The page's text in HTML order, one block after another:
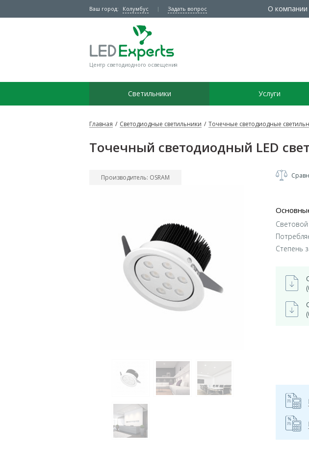
Ваш город: Колумбус Задать вопрос О компании
Центр светодиодного освещения
Светильники Услуги
Главная / Светодиодные светильники / Точечные светодиодные
Точечный светодиодный LED
Производитель: OSRAM
Степень